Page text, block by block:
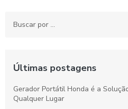
Últimas postagens
Gerador Portátil Honda é a
Qualquer Lugar